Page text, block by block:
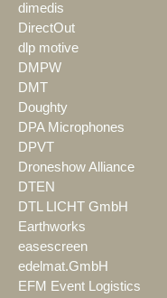
dimedis
DirectOut
dlp motive
DMPW
DMT
Doughty
DPA Microphones
DPVT
Droneshow Alliance
DTEN
DTL LICHT GmbH
Earthworks
easescreen
edelmat.GmbH
EFM Event Logistics